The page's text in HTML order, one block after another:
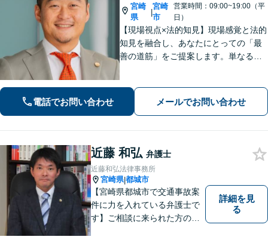
宮崎
県
|
宮崎
市
営業時間：09:00~19:00（平
日）
【現場視点×法的知見】現場感覚と法的
知見を融合し、あなたにとっての「最
善の道筋」をご提案します。単なるリ
に、確かな指針を。お気軽にご相談く
電話でお問い合わせ メールでお問い合わせ
近藤 和弘 弁護士
近藤和弘法律事務所
宮崎県|都城市
【宮崎県都城市で交通事故案
件に力を入れている弁護士で
す】ご相談に来られた方の話
詳細を見
る